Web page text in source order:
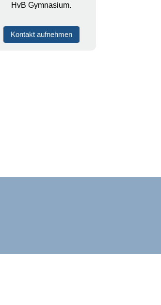
HvB Gymnasium.
Kontakt aufnehmen